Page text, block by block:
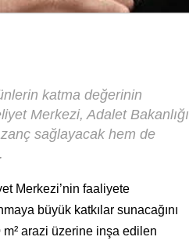
katma değerinin
Merkezi, Adalet Bakanlığı
sağlayacak hem de
Merkezi’nin faaliyete
büyük katkılar sunacağını
m² arazi üzerine inşa edilen